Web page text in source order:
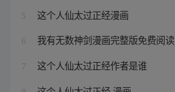
5 这个人仙太过正经漫画
6 我有无数神剑漫画完整版免费阅读
7 这个人仙太过正经作者是谁